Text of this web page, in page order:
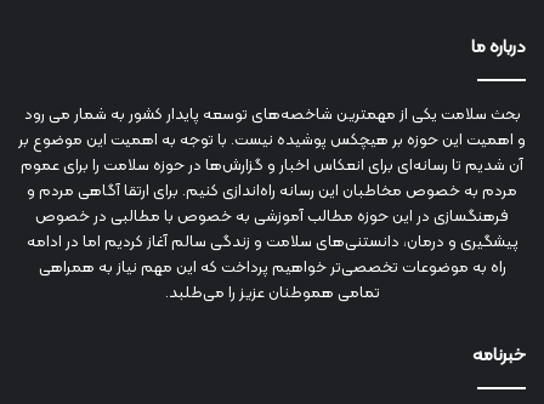
درباره ما
بحث سلامت یکی از مهمترین شاخصه‌های توسعه پایدار کشور به شمار می رود
و اهمیت این حوزه بر هیچکس پوشیده نیست. با توجه به اهمیت این موضوع بر
آن شدیم تا رسانه‌ای برای انعکاس اخبار و گزارش‌ها در حوزه سلامت را برای عموم
مردم به خصوص مخاطبان این رسانه راه‌اندازی کنیم. برای ارتقا آگاهی مردم و
فرهنگسازی در این حوزه مطالب آموزشی به خصوص با مطالبی در خصوص
پیشگیری و درمان، دانستنی‌های سلامت و زندگی سالم آغاز کردیم اما در ادامه
راه به موضوعات تخصصی‌تر خواهیم پرداخت که این مهم نیاز به همراهی
تمامی هموطنان عزیز را می‌طلبد.
خبرنامه